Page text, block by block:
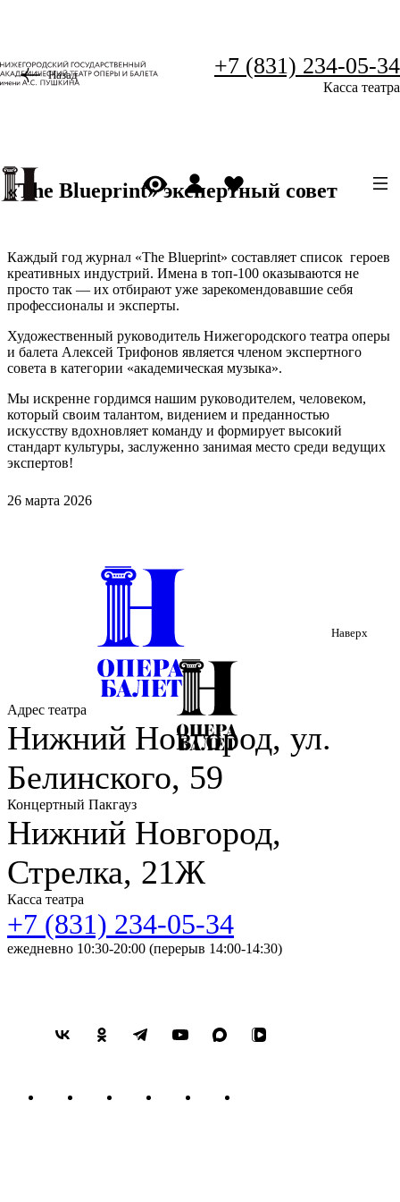
+7 (831) 234-05-34
Касса театра
Назад
«The Blueprint» экспертный совет
Каждый год журнал «The Blueprint» составляет список героев
креативных индустрий. Имена в топ-100 оказываются не
просто так — их отбирают уже зарекомендовавшие себя
профессионалы и эксперты.
Художественный руководитель Нижегородского театра оперы
и балета Алексей Трифонов является членом экспертного
совета в категории «академическая музыка».
Мы искренне гордимся нашим руководителем, человеком,
который своим талантом, видением и преданностью
искусству вдохновляет команду и формирует высокий
стандарт культуры, заслуженно занимая место среди ведущих
экспертов!
26 марта 2026
Наверх
Адрес театра
Нижний Новгород, ул.
Белинского, 59
Концертный Пакгауз
Нижний Новгород,
Стрелка, 21Ж
Касса театра
+7 (831) 234-05-34
ежедневно 10:30-20:00 (перерыв 14:00-14:30)